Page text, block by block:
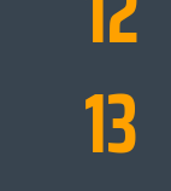
13